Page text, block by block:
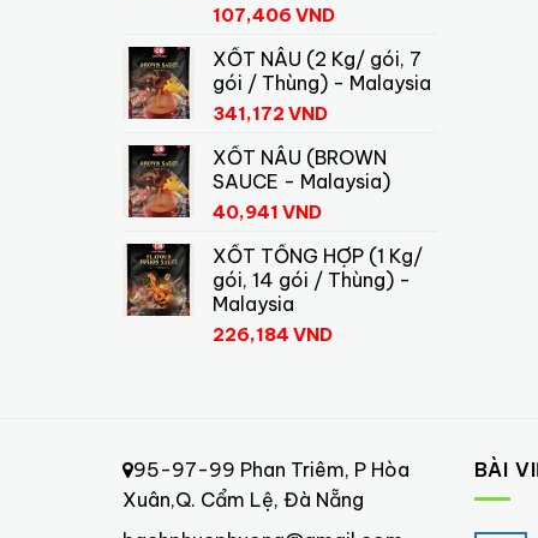
107,406 VND
XỐT NÂU (2 Kg/ gói, 7
gói / Thùng) - Malaysia
341,172 VND
XỐT NÂU (BROWN
SAUCE - Malaysia)
40,941 VND
XỐT TỔNG HỢP (1 Kg/
gói, 14 gói / Thùng) -
Malaysia
226,184 VND
95-97-99 Phan Triêm, P Hòa
Xuân,Q. Cẩm Lệ, Đà Nẵng
BÀI